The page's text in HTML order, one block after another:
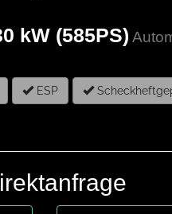
kW (585PS)
ESP